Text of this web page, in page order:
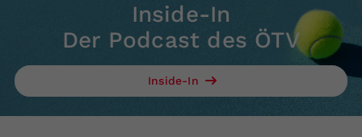
Inside-In
Der Podcast des ÖTV
Inside-In